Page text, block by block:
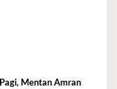
Mentan Amran